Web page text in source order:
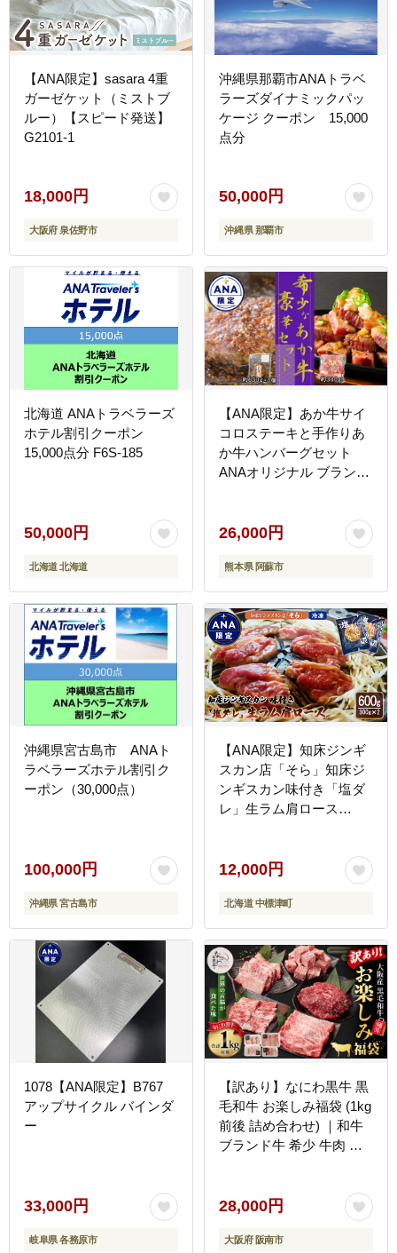
【ANA限定】sasara 4重
ガーゼケット（ミストブ
ルー）【スピード発送】
G2101-1
18,000円
大阪府 泉佐野市
沖縄県那覇市ANAトラベ
ラーズダイナミックパッ
ケージ クーポン 15,000
点分
50,000円
沖縄県 那覇市
北海道 ANAトラベラーズ
ホテル割引クーポン
15,000点分 F6S-185
50,000円
北海道 北海道
【ANA限定】あか牛サイ
コロステーキと手作りあ
か牛ハンバーグセット
ANAオリジナル ブランド
ー 人気 希少 豪華 希少 熊
26,000円
熊本県 阿蘇市
沖縄県宮古島市 ANAト
ラベラーズホテル割引ク
ーポン（30,000点）
100,000円
沖縄県 宮古島市
【ANA限定】知床ジンギ
スカン店「そら」知床ジ
ンギスカン味付き「塩ダ
レ」生ラム肩ロース
12,000円
北海道 中標津町
1078【ANA限定】B767
アップサイクル バインダ
ー
33,000円
岐阜県 各務原市
【訳あり】なにわ黒牛 黒
毛和牛 お楽しみ福袋 (1kg
前後 詰め合わせ) ｜和牛
ブランド牛 希少 牛肉 詰
28,000円
大阪府 阪南市